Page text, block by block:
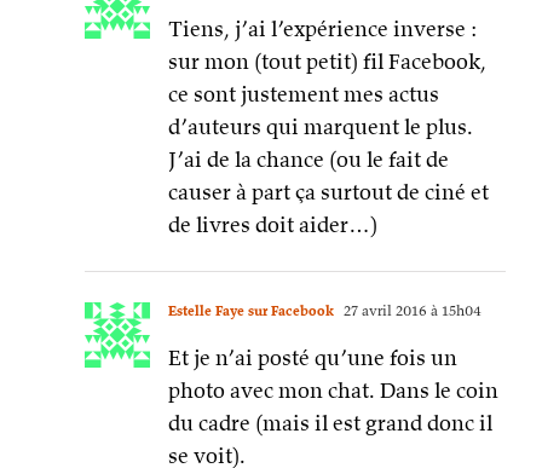
Tiens, j’ai l’expérience inverse :
sur mon (tout petit) fil Facebook,
ce sont justement mes actus
d’auteurs qui marquent le plus.
J’ai de la chance (ou le fait de
causer à part ça surtout de ciné et
de livres doit aider…)
Estelle Faye sur Facebook 27 avril 2016 à 15h04
Et je n’ai posté qu’une fois un
photo avec mon chat. Dans le coin
du cadre (mais il est grand donc il
se voit).